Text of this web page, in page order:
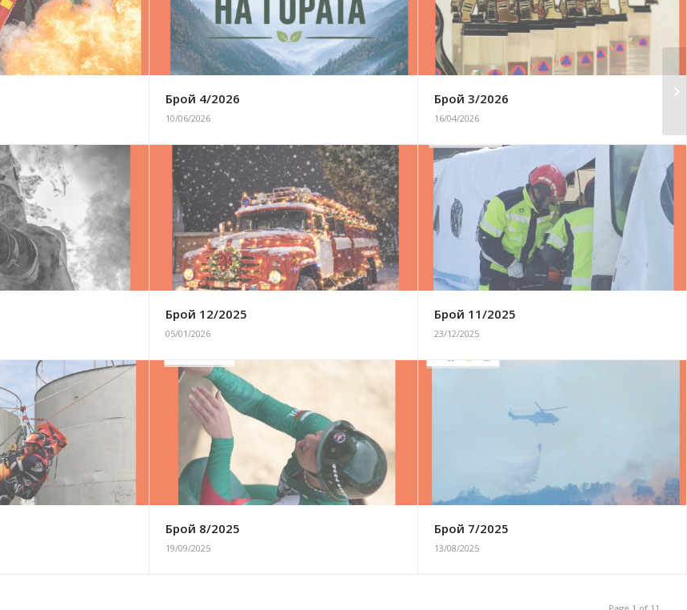
Брой 4/2026
10/06/2026
Брой 3/2026
16/04/2026
Брой 12/2025
05/01/2026
Брой 11/2025
23/12/2025
Брой 8/2025
19/09/2025
Брой 7/2025
13/08/2025